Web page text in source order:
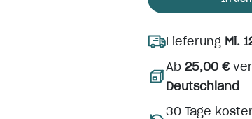
Lieferung Mi.
Ab 25,00 €
Deutschland
30 Tage